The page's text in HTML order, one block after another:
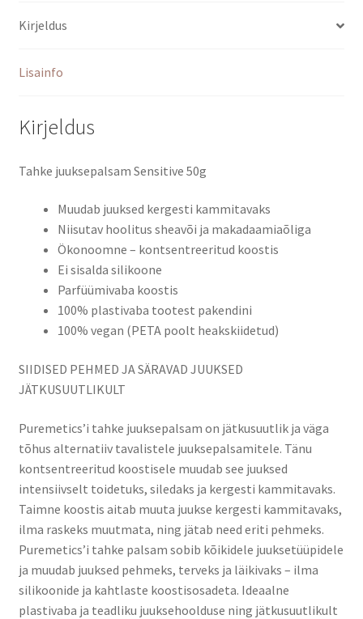
Kirjeldus
Lisainfo
Kirjeldus
Tahke juuksepalsam Sensitive 50g
Muudab juuksed kergesti kammitavaks
Niisutav hoolitus sheavõi ja makadaamiaõliga
Ökonoomne – kontsentreeritud koostis
Ei sisalda silikoone
Parfüümivaba koostis
100% plastivaba tootest pakendini
100% vegan (PETA poolt heakskiidetud)
SIIDISED PEHMED JA SÄRAVAD JUUKSED
JÄTKUSUUTLIKULT
Puremetics’i tahke juuksepalsam on jätkusuutlik ja väga
tõhus alternatiiv tavalistele juuksepalsamitele. Tänu
kontsentreeritud koostisele muudab see juuksed
intensiivselt toidetuks, siledaks ja kergesti kammitavaks.
Taimne koostis aitab muuta juukse kergesti kammitavaks,
ilma raskeks muutmata, ning jätab need eriti pehmeks.
Puremetics’i tahke palsam sobib kõikidele juuksetüüpidele
ja muudab juuksed pehmeks, terveks ja läikivaks – ilma
silikoonide ja kahtlaste koostisosadeta. Ideaalne
plastivaba ja teadliku juuksehoolduse ning jätkusuutlikult